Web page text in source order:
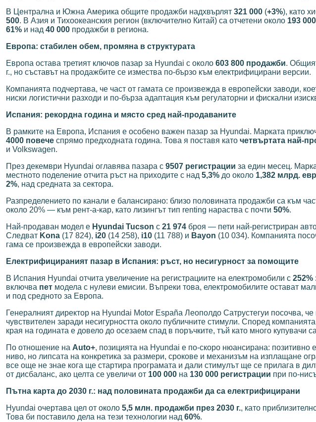
В Централна и Южна Америка общите продажби надхвърлят 321 000 (+3%), като
500. В Азия и Тихоокеанския регион (включително Китай) са отчетени около 193
61% и над 40 000 продажби в региона.
Европа: стабилен обем, промяна в структурата
Европа остава третият ключов пазар за Hyundai с около 603 800 продажби.
г., но съставът на продажбите се измества по-бързо към електрифицирани версии.
Компанията подчертава, че част от гамата се произвежда в европейски заводи,
ниски логистични разходи и по-бърза адаптация към регулаторни и фискални
Испания: рекордна година и място сред най-продаваните
В рамките на Европа, Испания е особено важен пазар за Hyundai. Марката
4000 повече спрямо предходната година. Това я поставя като четвъртата най-
и Volkswagen.
През декември Hyundai оглавява пазара с 9507 регистрации за един месец.
местното поделение отчита ръст на приходите с над 5,3% до около 1,382 млрд.
2%, над средната за сектора.
Разпределението по канали е балансирано: близо половината продажби са към
около 20% — към рент-а-кар, като лизингът тип renting нараства с почти 50%.
Най-продаван модел е Hyundai Tucson с 21 974 броя — пети най-регистриран
Следват Kona (17 824), i20 (14 258), i10 (11 788) и Bayon (10 034). Компанията
гама се произвежда в европейски заводи.
Електрифицираният пазар в Испания: ръст, но несигурност за помощите
В Испания Hyundai отчита увеличение на регистрациите на електромобили с 252%
включва пет модела с нулеви емисии. Въпреки това, електромобилите остават
и под средното за Европа.
Генералният директор на Hyundai Motor España Леополдо Сатрустегуи посочва,
чувствителен заради несигурността около публичните стимули. Според
края на годината е довело до осезаем спад в поръчките, тъй като много купувачи
По отношение на Auto+, позицията на Hyundai е по-скоро нюансирана:
ниво, но липсата на конкретика за размери, срокове и механизъм на изплащане
все още не знае кога ще стартира програмата и дали стимулът ще се прилага в
от дисбаланс, ако целта се увеличи от 100 000 на 130 000 регистрации при по-
Пътна карта до 2030 г.: над половината продажби да са електрифицирани
Hyundai очертава цел от около 5,5 млн. продажби през 2030 г., като
Това би поставило дела на тези технологии над 60%.